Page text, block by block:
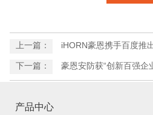
上一篇： iHORN豪恩携手百度推
下一篇：
豪恩安防获“创新百强企
得“CPSE安博会30年•功勋人物”
产品中心